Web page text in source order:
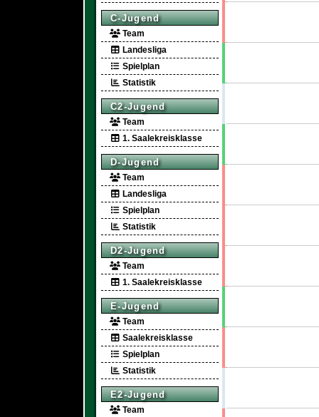
C-Jugend
Team
Landesliga
Spielplan
Statistik
C2-Jugend
Team
1. Saalekreisklasse
D-Jugend
Team
Landesliga
Spielplan
Statistik
D2-Jugend
Team
1. Saalekreisklasse
E-Jugend
Team
Saalekreisklasse
Spielplan
Statistik
E2-Jugend
Team